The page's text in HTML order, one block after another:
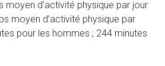
moyen d’activité physique par jour
moyen d’activité physique par
pour les hommes ; 244 minutes